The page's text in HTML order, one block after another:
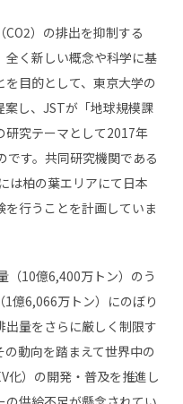
CO2）の排出を抑制する
全く新しい概念や科学に基
目的として、東京大学の
し、 JSTが「地球規模課
究テーマとして2017年
です。共同研究機関である
は柏の葉エリアにて日本
行うことを計画していま
（10億6,400万トン）のう
1億6,066万トン）にのぼり
出量をさらに厳しく制限す
動向を踏まえて世界中の
化）の開発・普及を推進し